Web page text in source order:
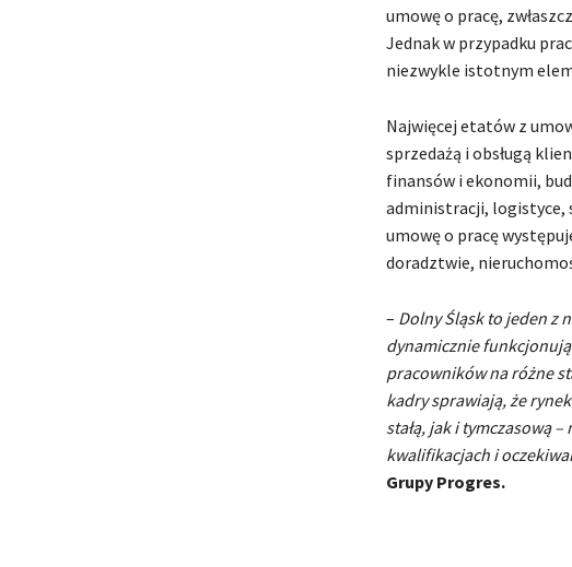
umowę o pracę,
Jednak w przypadku
niezwykle istotnym
Najwięcej etatów z
sprzedażą i obsługą
finansów i ekonomii,
administracji, logistyce,
umowę o pracę
doradztwie,
– Dolny Śląsk to jeden z
dynamicznie funkcjonują
pracowników na różne
kadry sprawiają, że
stałą, jak i tymczasową
kwalifikacjach i
Grupy Progres.